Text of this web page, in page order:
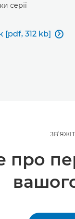
серії
[pdf, 312 kb] 
про